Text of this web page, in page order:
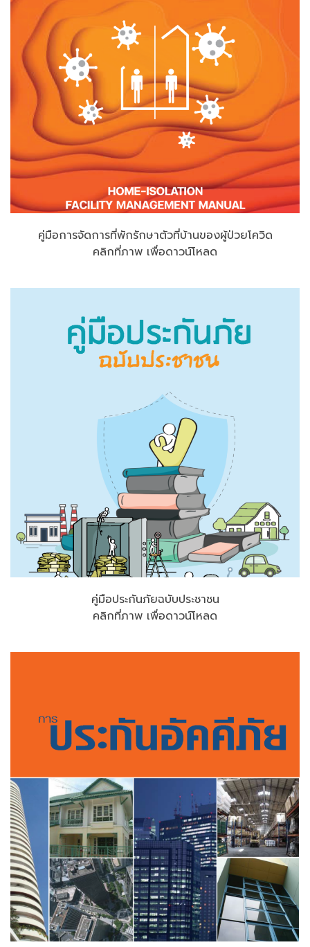
คู่มือการจัดการที่พักรักษาตัวที่บ้านของผู้ป่วยโควิด
คลิกที่ภาพ เพื่อดาวน์โหลด
คู่มือประกันภัยฉบับประชาชน
คลิกที่ภาพ เพื่อดาวน์โหลด